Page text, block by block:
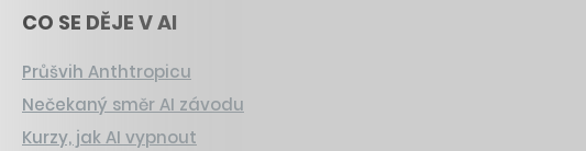
CO SE DĚJE V AI
Průšvih Anthtropicu
Nečekaný směr AI závodu
Kurzy, jak AI vypnout